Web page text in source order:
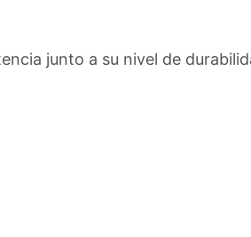
junto a su nivel de